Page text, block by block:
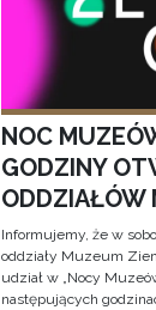
NOC
GODZINY
ODDZIAŁÓW
Informujemy, że w
oddziały Muzeum
udział w „Nocy
następujących